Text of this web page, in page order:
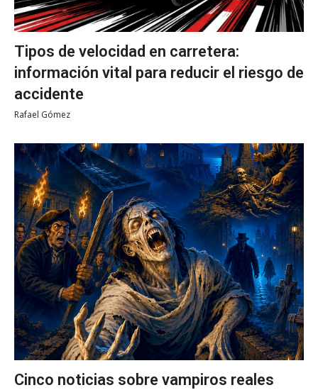
Tipos de velocidad en carretera:
información vital para reducir el riesgo de
accidente
Rafael Gómez
Cinco noticias sobre vampiros reales